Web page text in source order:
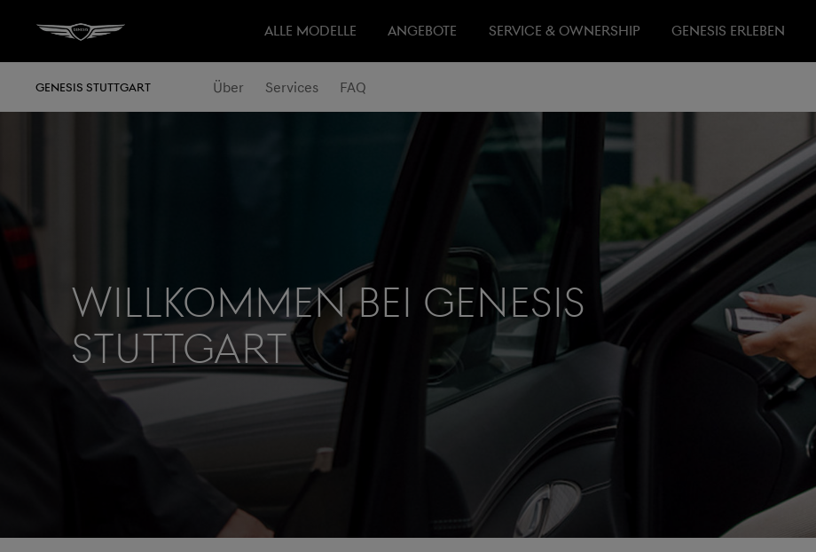
ALLE MODELLE ANGEBOTE SERVICE & OWNERSHIP GENESIS ERLEBEN
GENESIS STUTTGART Über Services FAQ
WILLKOMMEN BEI Genesis
Stuttgart